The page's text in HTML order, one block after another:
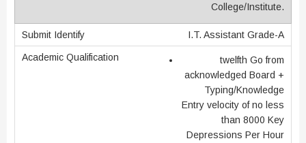
College/Institute.
I.T. Assistant Grade-A
twelfth Go from
acknowledged Board +
Typing/Knowledge
Entry velocity of no less
than 8000 Key
Depressions Per Hour